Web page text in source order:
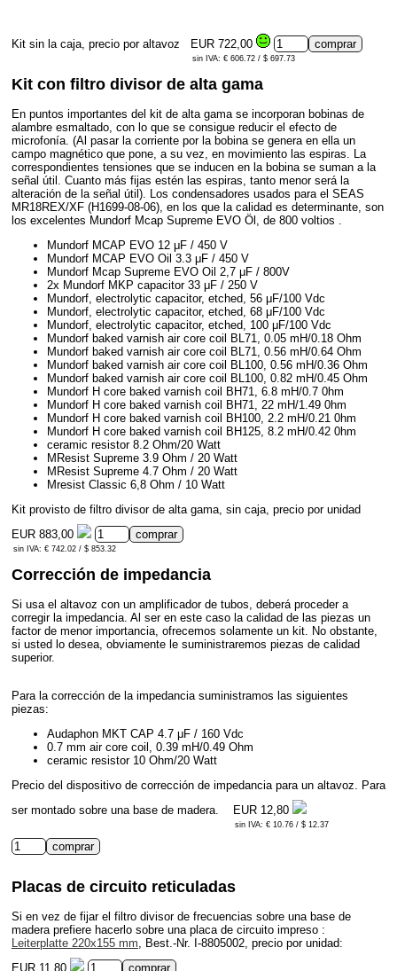
Kit sin la caja, precio por altavoz EUR 722,00
sin IVA: € 606.72 / $ 697.73
Kit con filtro divisor de alta gama
En puntos importantes del kit de alta gama se incorporan bobinas de
alambre esmaltado, con lo que se consigue reducir el efecto de
microfonía. (Al pasar la corriente por la bobina se genera en ella un
campo magnético que pone, a su vez, en movimiento las espiras. La
correspondientes tensiones que se inducen en la bobina se suman a la
señal útil. Cuanto más fijas estén las espiras, tanto menor será la
alteración de la señal útil). Los condensadores usados para el SEAS
MR18REX/XF (H1699-08-06), en los que la calidad es determinante, son
los excelentes Mundorf Mcap Supreme EVO Öl, de 800 voltios .
Mundorf MCAP EVO 12 μF / 450 V
Mundorf MCAP EVO Oil 3.3 μF / 450 V
Mundorf Mcap Supreme EVO Oil 2,7 μF / 800V
2x Mundorf MKP capacitor 33 μF / 250 V
Mundorf, electrolytic capacitor, etched, 56 μF/100 Vdc
Mundorf, electrolytic capacitor, etched, 68 μF/100 Vdc
Mundorf, electrolytic capacitor, etched, 100 μF/100 Vdc
Mundorf baked varnish air core coil BL71, 0.05 mH/0.18 Ohm
Mundorf baked varnish air core coil BL71, 0.56 mH/0.64 Ohm
Mundorf baked varnish air core coil BL100, 0.56 mH/0.36 Ohm
Mundorf baked varnish air core coil BL100, 0.82 mH/0.45 Ohm
Mundorf H core baked varnish coil BH71, 6.8 mH/0.7 0hm
Mundorf H core baked varnish coil BH71, 22 mH/1.49 0hm
Mundorf H core baked varnish coil BH100, 2.2 mH/0.21 0hm
Mundorf H core baked varnish coil BH125, 8.2 mH/0.42 0hm
ceramic resistor 8.2 Ohm/20 Watt
MResist Supreme 3.9 Ohm / 20 Watt
MResist Supreme 4.7 Ohm / 20 Watt
Mresist Classic 6,8 Ohm / 10 Watt
Kit provisto de filtro divisor de alta gama, sin caja, precio por unidad
EUR 883,00
sin IVA: € 742.02 / $ 853.32
Corrección de impedancia
Si usa el altavoz con un amplificador de tubos, deberá proceder a
corregir la impedancia. Al ser en este caso la calidad de las piezas un
factor de menor importancia, ofrecemos solamente un kit. No obstante,
si usted lo desea, obviamente le suministraremos piezas de calidad
superior.
Para la corrección de la impedancia suministramos las siguientes
piezas:
Audaphon MKT CAP 4.7 μF / 160 Vdc
0.7 mm air core coil, 0.39 mH/0.49 Ohm
ceramic resistor 10 Ohm/20 Watt
Precio del dispositivo de corrección de impedancia para un altavoz. Para
ser montado sobre una base de madera.
EUR 12,80
sin IVA: € 10.76 / $ 12.37
Placas de circuito reticuladas
Si en vez de fijar el filtro divisor de frecuencias sobre una base de
madera prefiere hacerlo sobre una placa de circuito impreso :
Leiterplatte 220x155 mm , Best.-Nr. I-8805002, precio por unidad:
EUR 11,80